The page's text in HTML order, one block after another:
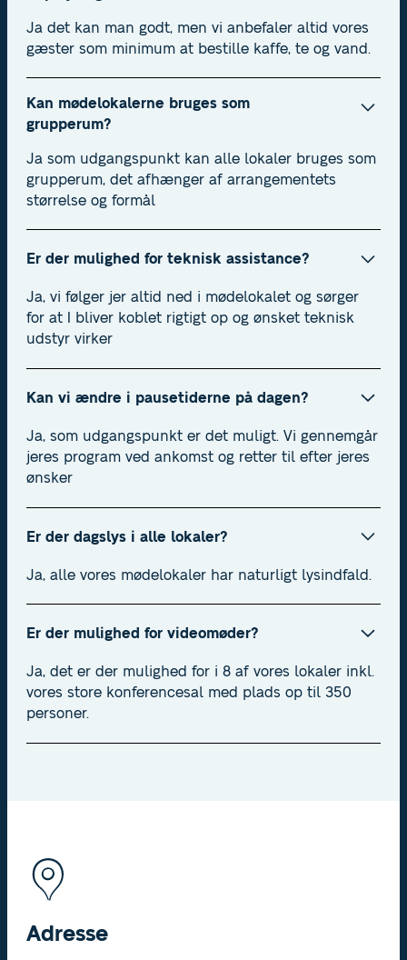
Ja det kan man godt, men vi anbefaler altid vores
gæster som minimum at bestille kaffe, te og vand.
Kan mødelokalerne bruges som
grupperum?
Ja som udgangspunkt kan alle lokaler bruges som
grupperum, det afhænger af arrangementets
størrelse og formål
Er der mulighed for teknisk assistance?
Ja, vi følger jer altid ned i mødelokalet og sørger
for at I bliver koblet rigtigt op og ønsket teknisk
udstyr virker
Kan vi ændre i pausetiderne på dagen?
Ja, som udgangspunkt er det muligt. Vi gennemgår
jeres program ved ankomst og retter til efter jeres
ønsker
Er der dagslys i alle lokaler?
Ja, alle vores mødelokaler har naturligt lysindfald.
Er der mulighed for videomøder?
Ja, det er der mulighed for i 8 af vores lokaler inkl.
vores store konferencesal med plads op til 350
personer.
Adresse